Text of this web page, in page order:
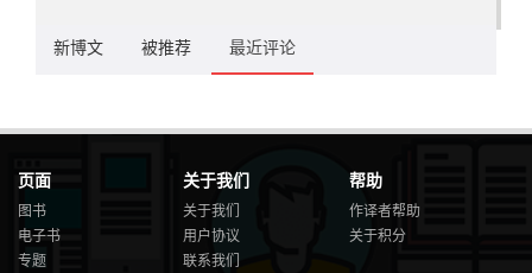
新博文 被推荐 最近评论
页面
图书
电子书
专题
关于我们
关于我们
用户协议
联系我们
帮助
作译者帮助
关于积分